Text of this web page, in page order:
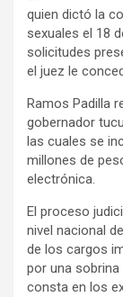
quien dictó la
sexuales el 18
solicitudes
el juez le
Ramos Padilla
gobernador
las cuales se
millones de
electrónica.
El proceso
nivel nacional
de los cargos
por una
consta en los